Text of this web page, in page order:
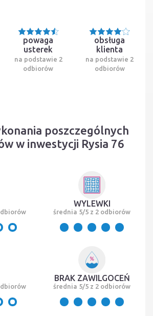
powaga
usterek
na podstawie 2
odbiorów
obsługa
klienta
na podstawie 2
odbiorów
poszczególnych
w inwestycji Rysia 76
WYLEWKI
średnia 5/5 z 2 odbiorów
BRAK ZAWILGOCEŃ
średnia 5/5 z 2 odbiorów